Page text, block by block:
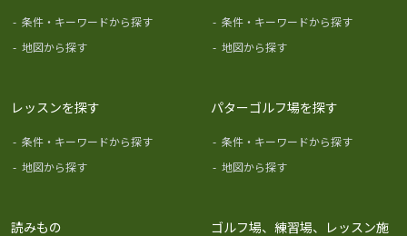
- 条件・キーワードから探す
- 地図から探す
- 条件・キーワードから探す
- 地図から探す
レッスンを探す
- 条件・キーワードから探す
- 地図から探す
パターゴルフ場を探す
- 条件・キーワードから探す
- 地図から探す
読みもの
ゴルフ場、練習場、レッスン施